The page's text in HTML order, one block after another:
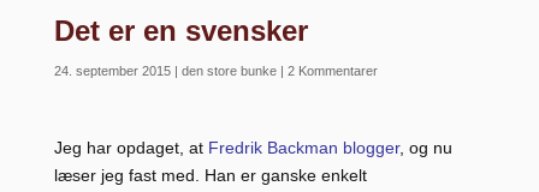
Det er en svensker
24. september 2015| den store bunke| 2 Kommentarer
Jeg har opdaget, at Fredrik Backman blogger, og nu
læser jeg fast med. Han er ganske enkelt